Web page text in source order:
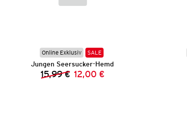
Online Exklusiv SALE
Jungen Seersucker-Hemd
Vorheriger Preis:
15,99 € Neuer Preis:
12,00 €